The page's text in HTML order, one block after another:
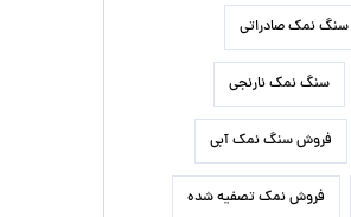
سنگ نمک صادراتی
سنگ نمک نارنجی
فروش سنگ نمک آبی
فروش نمک تصفیه شده